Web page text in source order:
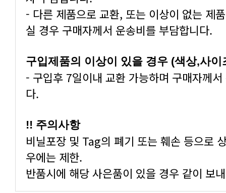
실 경우 구매자께서 운송비를 부담합니다.
구입제품의 이상이 있을 경우 (색상,사
다.
!! 주의사항
우에는 제한.
반품시에 해당 사은품이 있을 경우 같이 보